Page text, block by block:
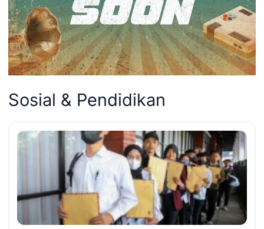
Sosial & Pendidikan